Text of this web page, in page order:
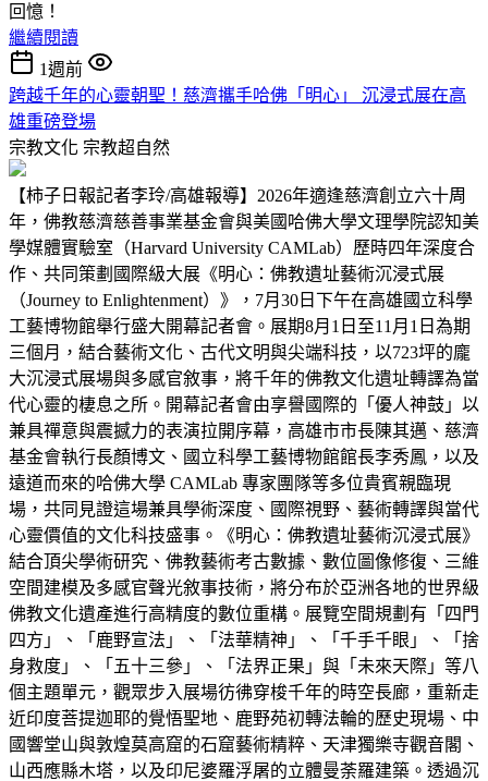
回憶！
繼續閱讀
1週前
跨越千年的心靈朝聖！慈濟攜手哈佛「明心」 沉浸式展在高
雄重磅登場
宗教文化 宗教超自然
【柿子日報記者李玲/高雄報導】2026年適逢慈濟創立六十周
年，佛教慈濟慈善事業基金會與美國哈佛大學文理學院認知美
學媒體實驗室（Harvard University CAMLab）歷時四年深度合
作、共同策劃國際級大展《明心：佛教遺址藝術沉浸式展
（Journey to Enlightenment）》，7月30日下午在高雄國立科學
工藝博物館舉行盛大開幕記者會。展期8月1日至11月1日為期
三個月，結合藝術文化、古代文明與尖端科技，以723坪的龐
大沉浸式展場與多感官敘事，將千年的佛教文化遺址轉譯為當
代心靈的棲息之所。開幕記者會由享譽國際的「優人神鼓」以
兼具禪意與震撼力的表演拉開序幕，高雄市市長陳其邁、慈濟
基金會執行長顏博文、國立科學工藝博物館館長李秀鳳，以及
遠道而來的哈佛大學 CAMLab 專家團隊等多位貴賓親臨現
場，共同見證這場兼具學術深度、國際視野、藝術轉譯與當代
心靈價值的文化科技盛事。《明心：佛教遺址藝術沉浸式展》
結合頂尖學術研究、佛教藝術考古數據、數位圖像修復、三維
空間建模及多感官聲光敘事技術，將分布於亞洲各地的世界級
佛教文化遺產進行高精度的數位重構。展覽空間規劃有「四門
四方」、「鹿野宣法」、「法華精神」、「千手千眼」、「捨
身救度」、「五十三參」、「法界正果」與「未來天際」等八
個主題單元，觀眾步入展場彷彿穿梭千年的時空長廊，重新走
近印度菩提迦耶的覺悟聖地、鹿野苑初轉法輪的歷史現場、中
國響堂山與敦煌莫高窟的石窟藝術精粹、天津獨樂寺觀音閣、
山西應縣木塔，以及印尼婆羅浮屠的立體曼荼羅建築。透過沉